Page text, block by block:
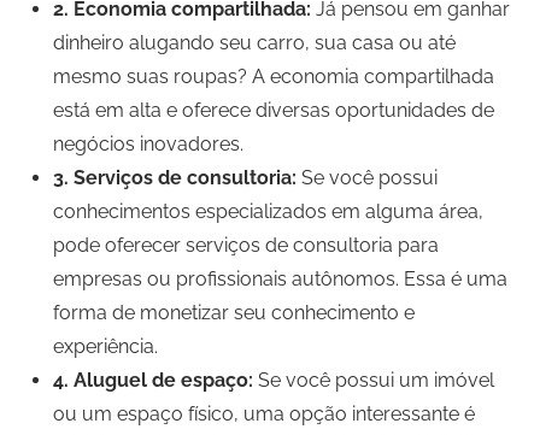
2. Economia compartilhada: Já pensou em ganhar
dinheiro alugando seu carro, sua casa ou até
mesmo suas roupas? A economia compartilhada
está em alta e oferece diversas oportunidades de
negócios inovadores.
3. Serviços de consultoria: Se você possui
conhecimentos especializados em alguma área,
pode oferecer serviços de consultoria para
empresas ou profissionais autônomos. Essa é uma
forma de monetizar seu conhecimento e
experiência.
4. Aluguel de espaço: Se você possui um imóvel
ou um espaço físico, uma opção interessante é